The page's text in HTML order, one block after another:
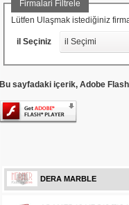
Lütfen Ulaşmak istediğiniz
il Seçiniz il Seçimi
Bu sayfadaki içerik, Adobe
DERA MARBLE